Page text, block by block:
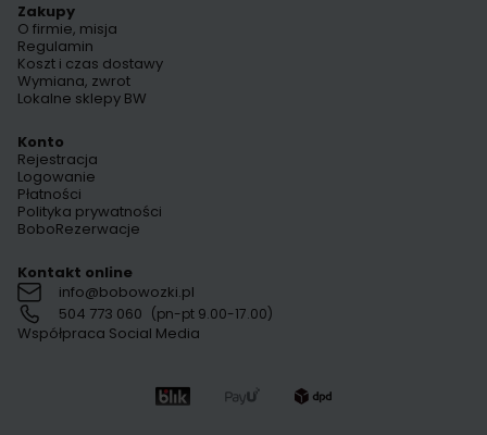
Zakupy
O firmie, misja
Regulamin
Koszt i czas dostawy
Wymiana, zwrot
Lokalne sklepy BW
Konto
Rejestracja
Logowanie
Płatności
Polityka prywatności
BoboRezerwacje
Kontakt online
info@bobowozki.pl
504 773 060 (pn-pt 9.00-17.00)
Współpraca Social Media